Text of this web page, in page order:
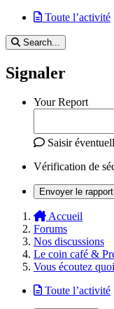
Toute l’activité
Search...
Signaler
Your Report
Saisir
Vérification de
Envoyer le rapport
Accueil
Forums
Nos discussions
Le coin café &
Vous écoutez
Toute l’activité